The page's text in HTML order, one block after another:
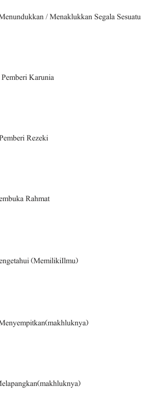
/ Menaklukkan Segala Sesuatu
Karunia
Rezeki
Rahmat
(MemilikiIlmu)